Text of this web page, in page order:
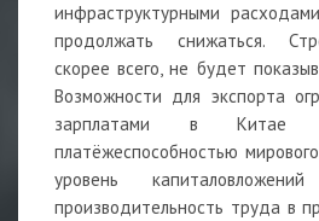
инфраструктурными
продолжать снижаться.
скорее всего, не будет
Возможности для экспорта
зарплатами в Китае
платёжеспособностью
уровень
производительность труда в